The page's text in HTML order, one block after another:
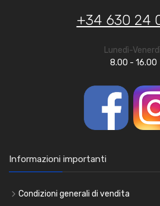
+34 630 24
Lunedì-
8.00 - 16.00
Informazioni importanti
Condizioni generali di vendita